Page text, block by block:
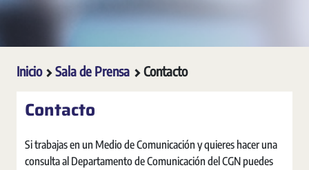
Inicio Sala de Prensa Contacto
Contacto
Si trabajas en un Medio de Comunicación y quieres hacer una
consulta al Departamento de Comunicación del CGN puedes